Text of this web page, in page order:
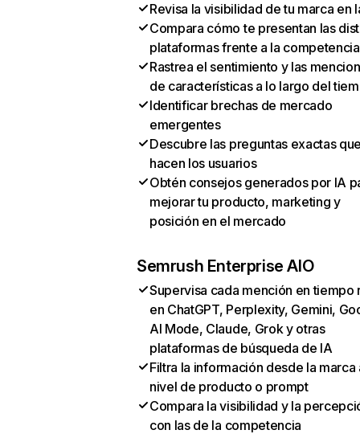
Revisa la visibilidad de tu marca en
Compara cómo te presentan las
plataformas frente a la competencia
Rastrea el sentimiento y las
de características a lo largo del
Identificar brechas de mercado
emergentes
Descubre las preguntas exactas
hacen los usuarios
Obtén consejos generados por IA
mejorar tu producto, marketing y
posición en el mercado
Semrush Enterprise AIO
Supervisa cada mención en tiempo
en ChatGPT, Perplexity, Gemini,
AI Mode, Claude, Grok y otras
plataformas de búsqueda de IA
Filtra la información desde la marca
nivel de producto o prompt
Compara la visibilidad y la
con las de la competencia